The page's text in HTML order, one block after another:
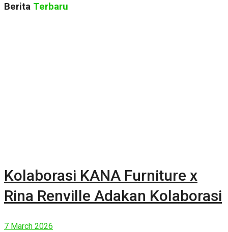
Berita Terbaru
Kolaborasi KANA Furniture x
Rina Renville Adakan Kolaborasi
7 March 2026